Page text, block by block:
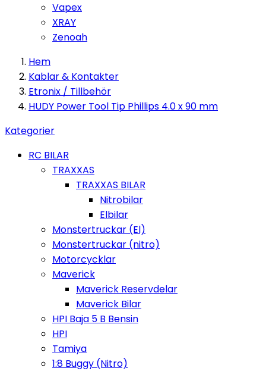
Vapex
XRAY
Zenoah
Hem
Kablar & Kontakter
Etronix / Tillbehör
HUDY Power Tool Tip Phillips 4.0 x 90 mm
Kategorier
RC BILAR
TRAXXAS
TRAXXAS BILAR
Nitrobilar
Elbilar
Monstertruckar (El)
Monstertruckar (nitro)
Motorcycklar
Maverick
Maverick Reservdelar
Maverick Bilar
HPI Baja 5 B Bensin
HPI
Tamiya
1:8 Buggy (Nitro)